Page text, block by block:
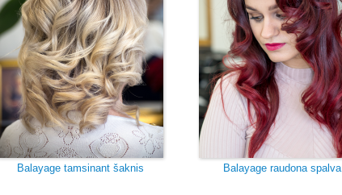
Balayage tamsinant šaknis Balayage raudona spalva